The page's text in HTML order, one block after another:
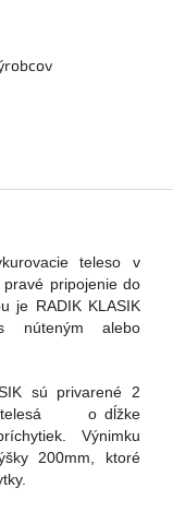
teleso v
pripojenie do
je RADIK KLASIK
núteným alebo
sú privarené 2
telesá o dĺžke
Výnimku
200mm, ktoré